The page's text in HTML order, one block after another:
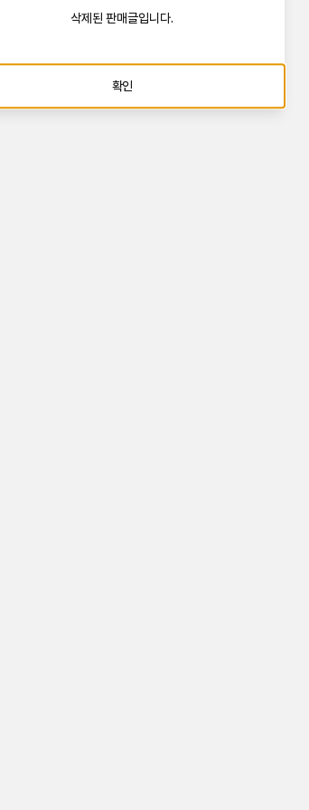
삭제된 판매글입니다.
확인